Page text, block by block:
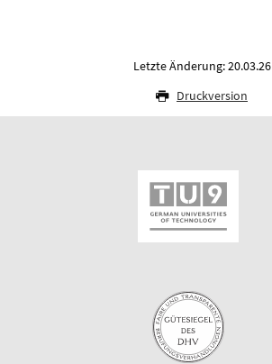
Letzte Änderung: 20.03.26
Druckversion